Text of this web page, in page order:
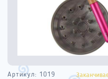
Артикул: 1019